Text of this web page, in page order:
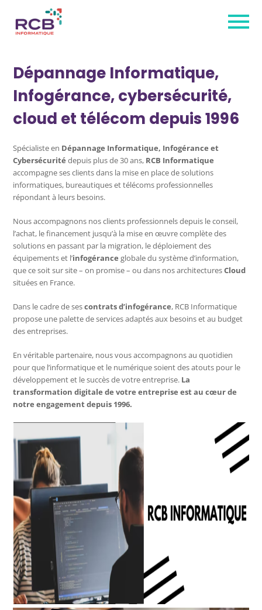
Dépannage Informatique,
Infogérance, cybersécurité,
cloud et télécom depuis 1996
Spécialiste en Dépannage Informatique, Infogérance et
Cybersécuritédepuis plus de 30 ans, RCB Informatique
accompagne ses clients dans la mise en place de solutions
informatiques, bureautiques et télécoms professionnelles
répondant à leurs besoins.
Nous accompagnons nos clients professionnels depuis le conseil,
l’achat, le financement jusqu’à la mise en œuvre complète des
solutions en passant par la migration, le déploiement des
équipements et l’infogérance globale du système d’information,
que ce soit sur site – on promise – ou dans nos architecturesCloud
situées en France.
Dans le cadre de sescontrats d’infogérance, RCB Informatique
propose une palette de services adaptés aux besoins et au budget
des entreprises.
En véritable partenaire, nous vous accompagnons au quotidien
pour que l’informatique et le numérique soient des atouts pour le
développement et le succès de votre entreprise. La
transformation digitale de votre entreprise est au cœur de
notre engagement depuis 1996.